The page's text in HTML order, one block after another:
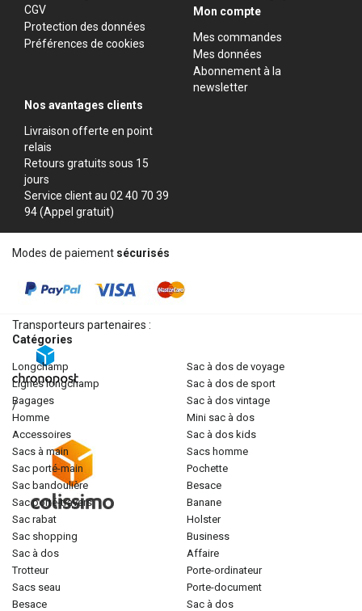
CGV
Protection des données
Préférences de cookies
Mon compte
Mes commandes
Mes données
Abonnement à la
newsletter
Nos avantages clients
Livraison offerte en point
relais
Retours gratuits sous 15
jours
Service client au 02 40 70 39
94 (Appel gratuit)
Modes de paiement sécurisés
Transporteurs partenaires :
/
Catégories
longchamp
lignes longchamp
bagages
homme
accessoires
sacs à main
sac porté-main
sac bandoulière
sac porté-travers
sac rabat
sac shopping
sac à dos
trotteur
sacs seau
besace
sac à dos de voyage
sac à dos de sport
sac à dos vintage
mini sac à dos
sac à dos kids
sacs homme
pochette
besace
banane
holster
business
affaire
porte-ordinateur
porte-document
sac à dos